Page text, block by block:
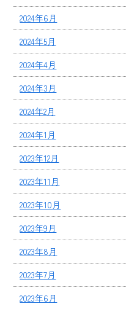
2024年6月
2024年5月
2024年4月
2024年3月
2024年2月
2024年1月
2023年12月
2023年11月
2023年10月
2023年9月
2023年8月
2023年7月
2023年6月